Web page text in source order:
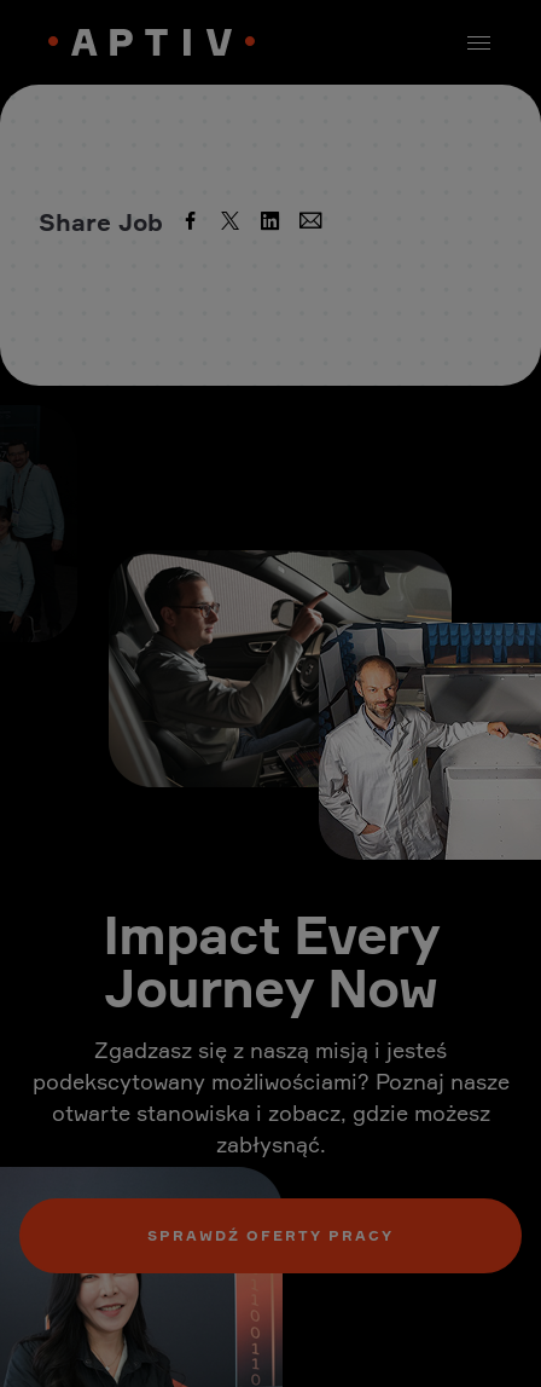
Share Job
Impact Every
Journey Now
Zgadzasz się z naszą misją i jesteś
podekscytowany możliwościami? Poznaj nasze
otwarte stanowiska i zobacz, gdzie możesz
zabłysnąć.
SPRAWDŹ OFERTY PRACY